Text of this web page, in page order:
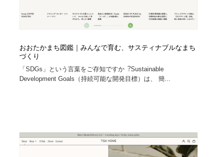
おおたかまち図鑑｜みんなで育む、サスティナブルなまち
づくり
「SDGs」という⾔葉をご存知ですか︖Sustainable
Development Goals（持続可能な開発⽬標）は、 簡...